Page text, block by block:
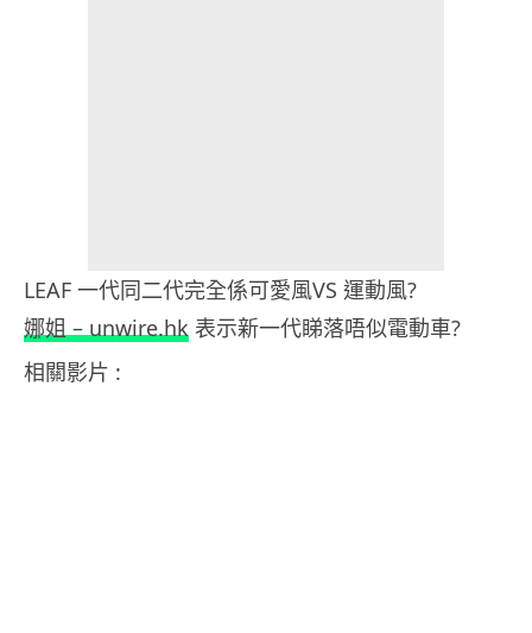
LEAF 一代同二代完全係可愛風VS 運動風?
娜姐 – unwire.hk 表示新一代睇落唔似電動車?
相關影片 :